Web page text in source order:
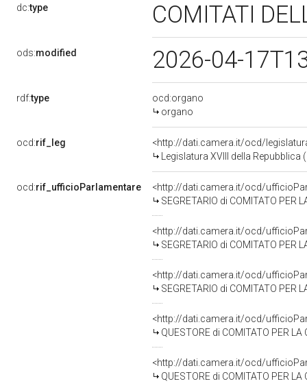
dc:type COMITATI
ods:modified 2026-04-
rdf:type
ocd:organo
organo
ocd:rif_leg
<http://dati.camera.it/ocd/
Legislatura XVIII della
ocd:rif_ufficioParlamentare
<http://dati.camera.it/ocd/
SEGRETARIO di COMITATO PER
<http://dati.camera.it/ocd/
SEGRETARIO di COMITATO PER
<http://dati.camera.it/ocd/
SEGRETARIO di COMITATO PER
<http://dati.camera.it/ocd/
QUESTORE di COMITATO PER LA
<http://dati.camera.it/ocd/
QUESTORE di COMITATO PER